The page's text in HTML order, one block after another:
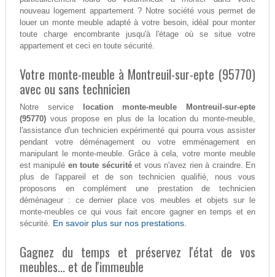
nouveau logement appartement ? Notre société vous permet de
louer un monte meuble adapté à votre besoin, idéal pour monter
toute charge encombrante jusqu'à l'étage où se situe votre
appartement et ceci en toute sécurité.
Votre monte-meuble à Montreuil-sur-epte (95770)
avec ou sans technicien
Notre service
location monte-meuble Montreuil-sur-epte
(95770)vous propose en plus de la location du monte-meuble,
l'assistance d'un technicien expérimenté qui pourra vous assister
pendant votre déménagement ou votre emménagement en
manipulant le monte-meuble. Grâce à cela, votre monte meuble
est manipulé en toute sécuritéet vous n'avez rien à craindre. En
plus de l'appareil et de son technicien qualifié, nous vous
proposons en complément une prestation de technicien
déménageur : ce dernier place vos meubles et objets sur le
monte-meubles ce qui vous fait encore gagner en temps et en
sécurité. En savoir plus sur nos prestations.
Gagnez du temps et préservez l'état de vos
meubles... et de l'immeuble